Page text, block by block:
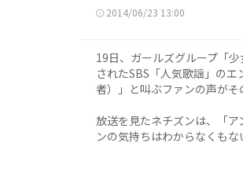
2014/06/23 13:00
19日、ガールズグループ「
されたSBS「人気歌謡」の
者）」と叫ぶファンの声が
放送を見たネチズンは、「
ンの気持ちはわからなくも